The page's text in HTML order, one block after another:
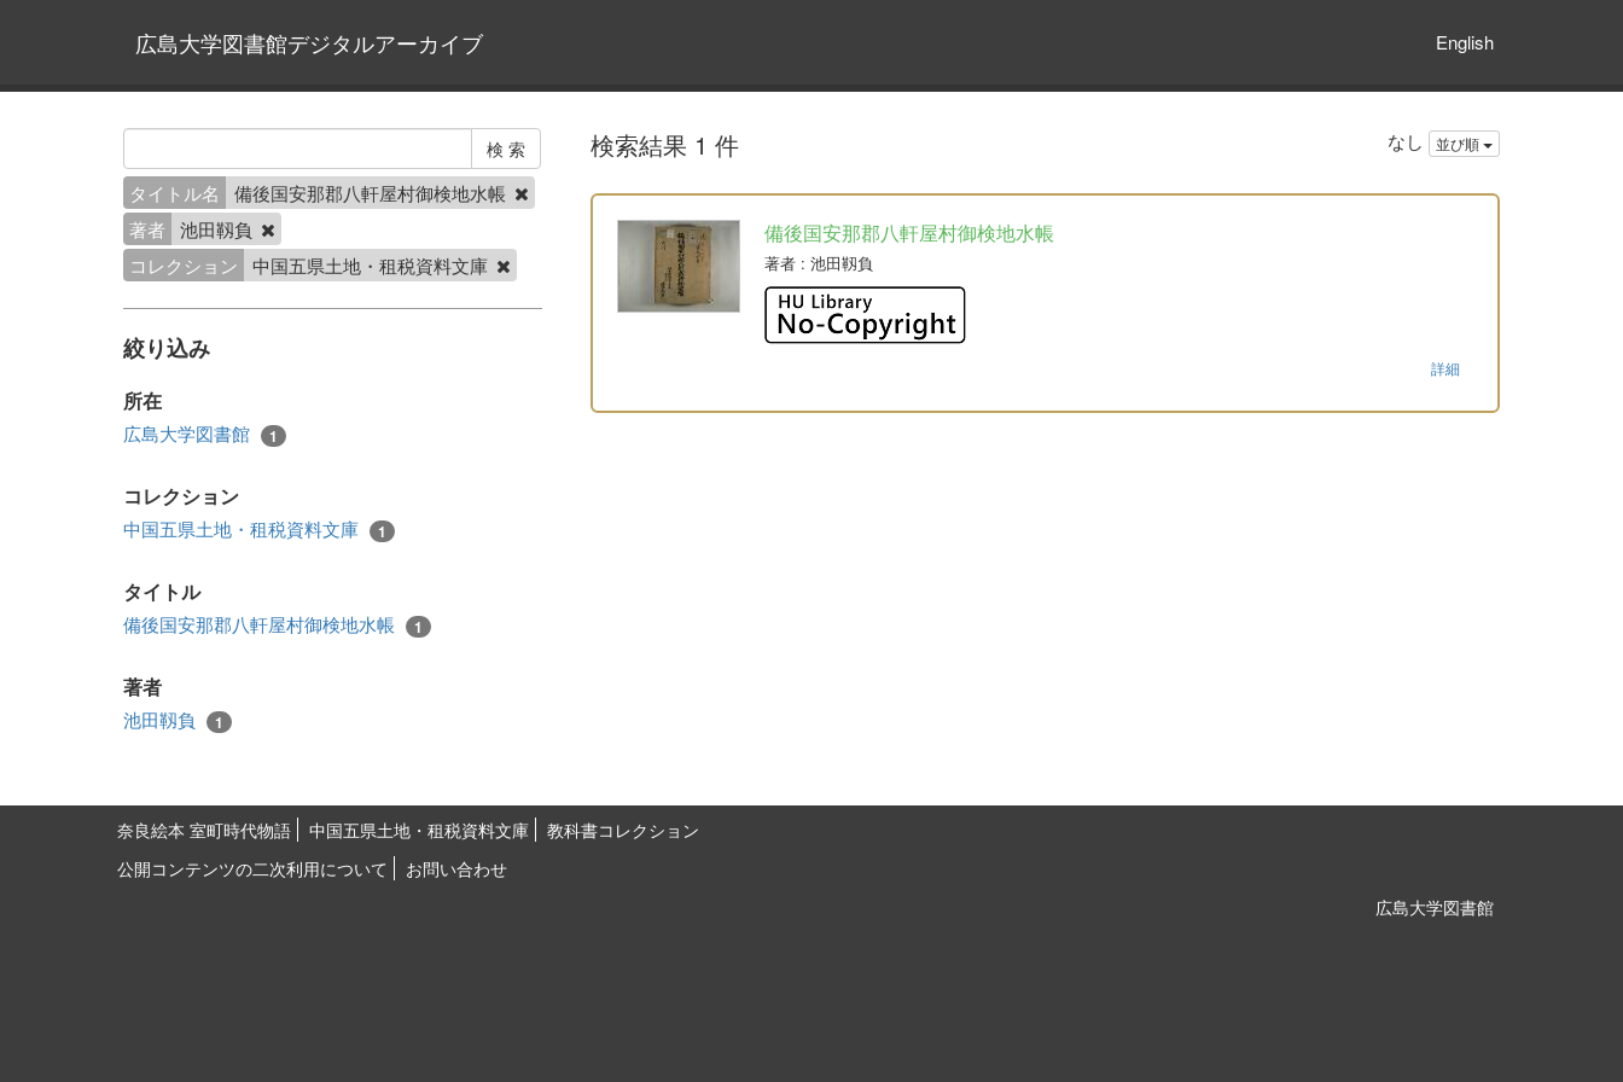
広島大学図書館デジタルアーカイブ English
タイトル名
備後国安那郡八軒屋村御検地水帳
著者
池田靱負
コレクション
中国五県土地・租税資料文庫
絞り込み
所在
広島大学図書館 1
コレクション
中国五県土地・租税資料文庫 1
タイトル
備後国安那郡八軒屋村御検地水帳 1
著者
池田靱負 1
検索結果 1 件 なし 並び順
備後国安那郡八軒屋村御検地水帳
著者: 池田靱負
詳細
奈良絵本 室町時代物語 中国五県土地・租税資料文庫
教科書コレクション
公開コンテンツの二次利用について
お問い合わせ
広島大学図書館